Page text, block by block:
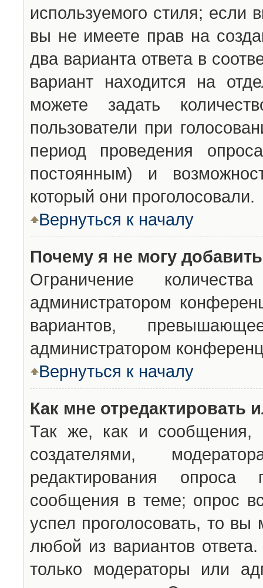
используемого стиля; если
вы не имеете прав на
два варианта ответа в
вариант находится на
можете задать
пользователи при
период проведения
постоянным) и
который они проголосовали.
Вернуться к началу
Почему я не могу
Ограничение
администратором
вариантов,
администратором
Вернуться к началу
Как мне отредактировать
Так же, как и сообщения,
создателями,
редактирования опроса
сообщения в теме; опрос
успел проголосовать, то вы
любой из вариантов
только модераторы или